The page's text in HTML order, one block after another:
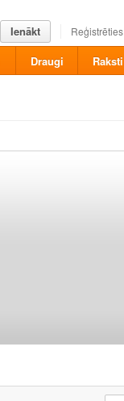
Ienākt Reģistrēties
Draugi Raksti